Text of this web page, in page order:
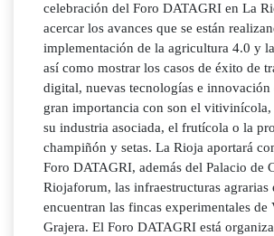
celebración del Foro DATAGRI en La
acercar los avances que se están
implementación de la agricultura 4.0 y
así como mostrar los casos de éxito de
digital, nuevas tecnologías e innovación
gran importancia con son el
su industria asociada, el frutícola o la
champiñón y setas. La Rioja aportará
Foro DATAGRI, además del Palacio de
Riojaforum, las infraestructuras agrarias
encuentran las fincas experimentales de
Grajera. El Foro DATAGRI está